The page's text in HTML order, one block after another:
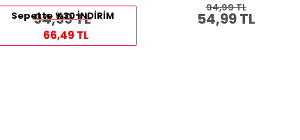
94,99 TL
Sepette %30 İNDİRİM
66,49 TL
54,99 TL
94,99 TL